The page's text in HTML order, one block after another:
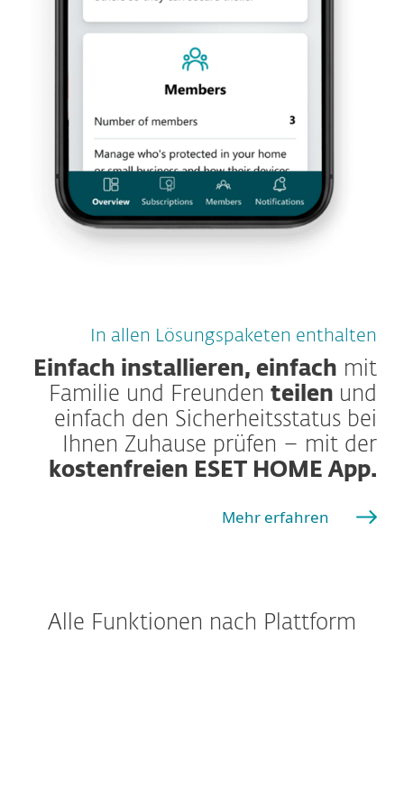
In allen Lösungspaketen enthalten
Einfach installieren, einfach mit
Familie und Freunden teilen und
einfach den Sicherheitsstatus bei
Ihnen Zuhause prüfen – mit der
kostenfreien ESET HOME App.
Mehr erfahren
Alle Funktionen nach Plattform